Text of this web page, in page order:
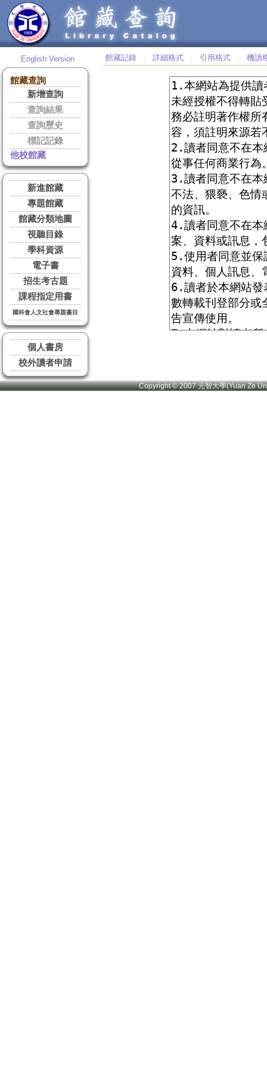
English Version
館藏查詢
新增查詢
查詢結果
查詢歷史
標記記錄
他校館藏
新進館藏
專題館藏
館藏分類地圖
視聽目錄
學科資源
電子書
招生考古題
課程指定用書
國科會人文社會專題書目
個人書房
校外讀者申請
館藏記錄 ‧ 詳細格式 ‧ 引用格式 ‧ 機讀
Copyright © 2007 元智大學(Yuan Ze